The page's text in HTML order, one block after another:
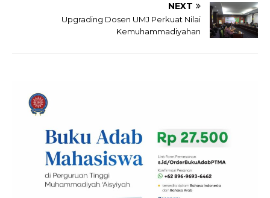
NEXT
Upgrading Dosen UMJ Perkuat Nilai
Kemuhammadiyahan